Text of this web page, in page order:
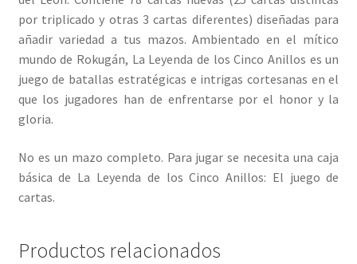
por triplicado y otras 3 cartas diferentes) diseñadas para
añadir variedad a tus mazos. Ambientado en el mítico
mundo de Rokugán, La Leyenda de los Cinco Anillos es un
juego de batallas estratégicas e intrigas cortesanas en el
que los jugadores han de enfrentarse por el honor y la
gloria.
No es un mazo completo. Para jugar se necesita una caja
básica de La Leyenda de los Cinco Anillos: El juego de
cartas.
Productos relacionados